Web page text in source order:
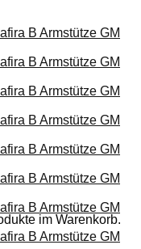
im Warenkorb.